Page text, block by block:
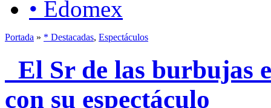
• Edomex
Portada » * Destacadas, Espectáculos
El Sr de las burbujas
con su espectáculo